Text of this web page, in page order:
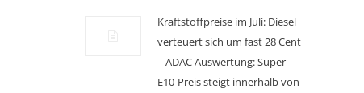
Kraftstoffpreise im Juli: Diesel
verteuert sich um fast 28 Cent
– ADAC Auswertung: Super
E10-Preis steigt innerhalb von